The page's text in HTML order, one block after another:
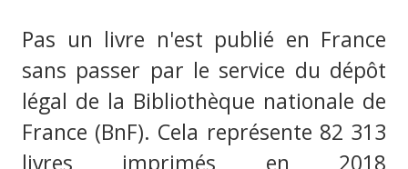
Pas un livre n'est publié en France
sans passer par le service du dépôt
légal de la Bibliothèque nationale de
France (BnF). Cela représente 82 313
livres imprimés en 2018